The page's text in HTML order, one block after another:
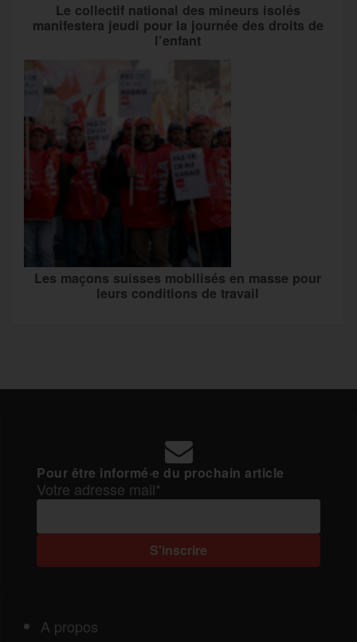
Le collectif national des mineurs isolés
manifestera jeudi pour la journée des droits de
l’enfant
Les maçons suisses mobilisés en masse pour
leurs conditions de travail
Pour être informé·e du prochain article
Votre adresse mail*
A propos